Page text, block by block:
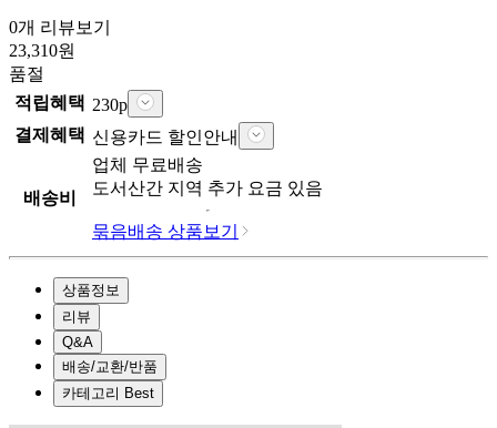
0개 리뷰보기
23,310원
품절
적립혜택 230p
결제혜택 신용카드 할인안내
배송비
업체 무료배송
도서산간 지역 추가 요금 있음
묶음배송 상품보기
상품정보
리뷰
Q&A
배송/교환/반품
카테고리 Best